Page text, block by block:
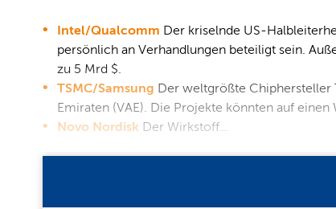
Intel/Qualcomm Der kriselnde US-
persönlich an Verhandlungen beteiligt sein.
zu 5 Mrd $.
TSMC/Samsung Der weltgrößte Chiphersteller
Emiraten (VAE). Die Projekte könnten auf
Novo Nordisk Der Wirkstoff…